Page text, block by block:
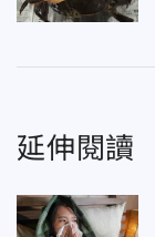
延伸閱讀